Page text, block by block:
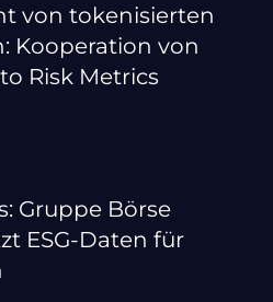
von tokenisierten
Kooperation von
Risk Metrics
Gruppe Börse
ESG-Daten für